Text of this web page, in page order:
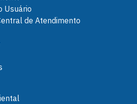
Usuário
de Atendimento